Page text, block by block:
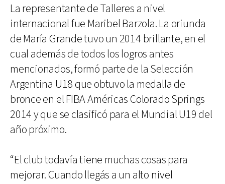
La representante de Talleres a nivel
internacional fue Maribel Barzola. La oriunda
de María Grande tuvo un 2014 brillante, en el
cual además de todos los logros antes
mencionados, formó parte de la Selección
Argentina U18 que obtuvo la medalla de
bronce en el FIBA Américas Colorado Springs
2014 y que se clasificó para el Mundial U19 del
año próximo.
“El club todavía tiene muchas cosas para
mejorar. Cuando llegás a un alto nivel